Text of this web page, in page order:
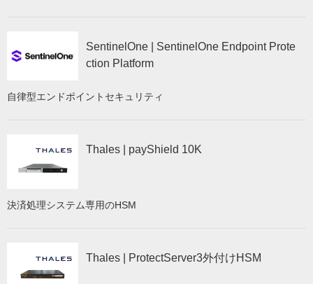
SentinelOne | SentinelOne Endpoint Prote
ction Platform
自律型エンドポイントセキュリティ
Thales | payShield 10K
決済処理システム専用のHSM
Thales | ProtectServer3外付けHSM